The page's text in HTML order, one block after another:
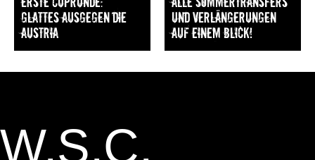
Glattes Ausgegen die
Austria
und Verlängerungen
auf einem Blick!
W.S.C.